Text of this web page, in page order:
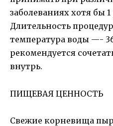
заболеваниях хотя бы
Длительность
температура воды —-
рекомендуется
внутрь.
ПИЩЕВАЯ ЦЕННОСТЬ
Свежие корневища